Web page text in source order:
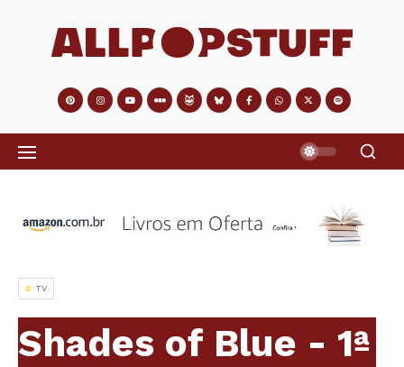
TV
Shades of Blue - 1ª